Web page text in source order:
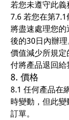
若您未遵守此義
7.6 若您在第
將盡速處理您
後的30日內辦
價值減少所規
付將產品退回給
8. 價格
8.1 任何產品在
時變動，但此
訂單。